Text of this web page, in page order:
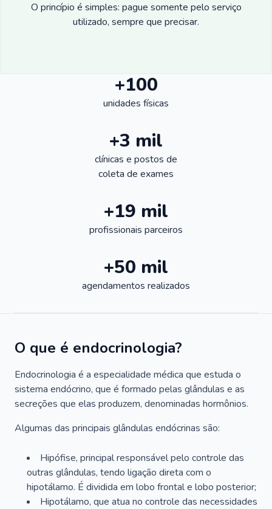
O princípio é simples: pague somente pelo serviço
utilizado, sempre que precisar.
+100
unidades físicas
+3 mil
clínicas e postos de
coleta de exames
+19 mil
profissionais parceiros
+50 mil
agendamentos realizados
O que é endocrinologia?
Endocrinologia é a especialidade médica que estuda o
sistema endócrino, que é formado pelas glândulas e as
secreções que elas produzem, denominadas hormônios.
Algumas das principais glândulas endócrinas são:
Hipófise, principal responsável pelo controle das
outras glândulas, tendo ligação direta com o
hipotálamo. É dividida em lobo frontal e lobo posterior;
Hipotálamo, que atua no controle das necessidades